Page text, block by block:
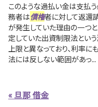
このような過払い金は支払
務者は債権者に対して返還
が発生していた理由の一つ
定していた出資制限法とい
上限と異なっており、利率
法には反しない範囲があっ...
« 旦那 借金